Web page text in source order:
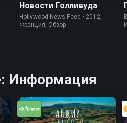
Новости Голливуда
Hollywood News Feed • 2012,
Франция, Обзор
Информация